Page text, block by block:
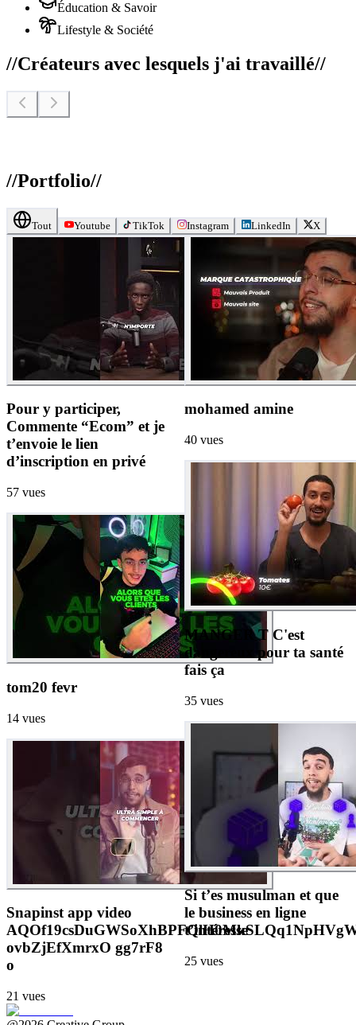
Éducation & Savoir
Lifestyle & Société
//Créateurs avec lesquels j'ai travaillé//
//Portfolio//
Tout Youtube TikTok Instagram LinkedIn X
Pour y participer,
Commente “Ecom” et je
t’envoie le lien
d’inscription en privé
57 vues
tom20 fevr
14 vues
Snapinst app video
ovbZjEfXmrxO gg7rF8
o
21 vues
mohamed amine
40 vues
MANGER T C'est
dangereux pour ta santé
fais ça
35 vues
Si t’es musulman et que
le business en ligne
t’intéresse
25 vues